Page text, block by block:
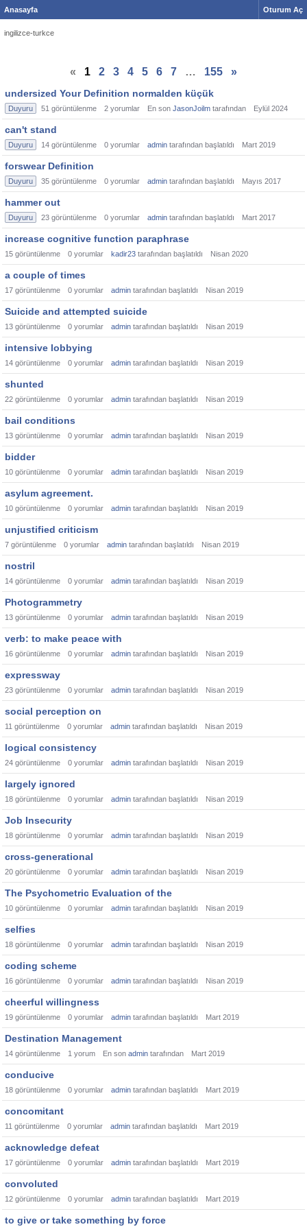
Anasayfa Oturum Aç
ingilizce-turkce
« 1 2 3 4 5 6 7 … 155 »
undersized Your Definition normalden küçük
Duyuru 51 görüntülenme 2 yorumlar En son JasonJoilm tarafından Eylül 2024
can't stand
Duyuru 14 görüntülenme 0 yorumlar admin tarafından başlatıldı Mart 2019
forswear Definition
Duyuru 35 görüntülenme 0 yorumlar admin tarafından başlatıldı Mayıs 2017
hammer out
Duyuru 23 görüntülenme 0 yorumlar admin tarafından başlatıldı Mart 2017
increase cognitive function paraphrase
15 görüntülenme 0 yorumlar kadir23 tarafından başlatıldı Nisan 2020
a couple of times
17 görüntülenme 0 yorumlar admin tarafından başlatıldı Nisan 2019
Suicide and attempted suicide
13 görüntülenme 0 yorumlar admin tarafından başlatıldı Nisan 2019
intensive lobbying
14 görüntülenme 0 yorumlar admin tarafından başlatıldı Nisan 2019
shunted
22 görüntülenme 0 yorumlar admin tarafından başlatıldı Nisan 2019
bail conditions
13 görüntülenme 0 yorumlar admin tarafından başlatıldı Nisan 2019
bidder
10 görüntülenme 0 yorumlar admin tarafından başlatıldı Nisan 2019
asylum agreement.
10 görüntülenme 0 yorumlar admin tarafından başlatıldı Nisan 2019
unjustified criticism
7 görüntülenme 0 yorumlar admin tarafından başlatıldı Nisan 2019
nostril
14 görüntülenme 0 yorumlar admin tarafından başlatıldı Nisan 2019
Photogrammetry
13 görüntülenme 0 yorumlar admin tarafından başlatıldı Nisan 2019
verb: to make peace with
16 görüntülenme 0 yorumlar admin tarafından başlatıldı Nisan 2019
expressway
23 görüntülenme 0 yorumlar admin tarafından başlatıldı Nisan 2019
social perception on
11 görüntülenme 0 yorumlar admin tarafından başlatıldı Nisan 2019
logical consistency
24 görüntülenme 0 yorumlar admin tarafından başlatıldı Nisan 2019
largely ignored
18 görüntülenme 0 yorumlar admin tarafından başlatıldı Nisan 2019
Job Insecurity
18 görüntülenme 0 yorumlar admin tarafından başlatıldı Nisan 2019
cross-generational
20 görüntülenme 0 yorumlar admin tarafından başlatıldı Nisan 2019
The Psychometric Evaluation of the
10 görüntülenme 0 yorumlar admin tarafından başlatıldı Nisan 2019
selfies
18 görüntülenme 0 yorumlar admin tarafından başlatıldı Nisan 2019
coding scheme
16 görüntülenme 0 yorumlar admin tarafından başlatıldı Nisan 2019
cheerful willingness
19 görüntülenme 0 yorumlar admin tarafından başlatıldı Mart 2019
Destination Management
14 görüntülenme 1 yorum En son admin tarafından Mart 2019
conducive
18 görüntülenme 0 yorumlar admin tarafından başlatıldı Mart 2019
concomitant
11 görüntülenme 0 yorumlar admin tarafından başlatıldı Mart 2019
acknowledge defeat
17 görüntülenme 0 yorumlar admin tarafından başlatıldı Mart 2019
convoluted
12 görüntülenme 0 yorumlar admin tarafından başlatıldı Mart 2019
to give or take something by force